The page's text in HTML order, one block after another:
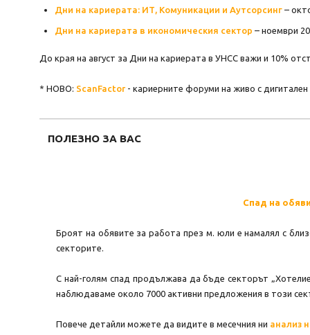
Дни на кариерата: ИТ, Комуникации и Аутсорсинг –
Дни на кариерата в икономическия сектор – ноември
До края на август за Дни на кариерата в УНСС важи и 10%
* НОВО: ScanFactor - кариерните форуми на живо с
ПОЛЕЗНО ЗА ВАС
Спад на
Броят на обявите за работа през м. юли е намалял с
секторите.
С най-голям спад продължава да бъде секторът
наблюдаваме около 7000 активни предложения в този
Повече детайли можете да видите в месечния ни анализ